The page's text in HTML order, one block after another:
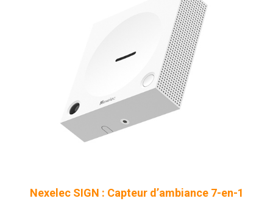
Nexelec SIGN : Capteur d’ambiance 7-en-1